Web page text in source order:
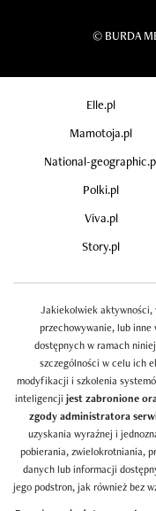
© BURDA
Elle.pl
Mamotoja.pl
National-
Polki.pl
Viva.pl
Story.pl
Jakiekolwiek aktywności,
przechowywanie, lub
dostępnych w ramach
szczególności w celu ich
modyfikacji i szkolenia
inteligencji jest zabronione
zgody administratora
uzyskania wyraźnej i
pobierania, zwielokrotniania,
danych lub informacji
jego podstron, jak również bez